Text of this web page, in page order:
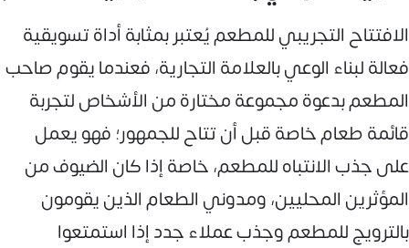
الافتتاح التجريبي للمطعم يُعتبر بمثابة أداة تسويقية
فعالة لبناء الوعي بالعلامة التجارية، فعندما يقوم صاحب
المطعم بدعوة مجموعة مختارة من الأشخاص لتجربة
قائمة طعام خاصة قبل أن تتاح للجمهور؛ فهو يعمل
على جذب الانتباه للمطعم، خاصة إذا كان الضيوف من
المؤثرين المحليين، ومدوني الطعام الذين يقومون
بالترويج للمطعم وجذب عملاء جدد إذا استمتعوا